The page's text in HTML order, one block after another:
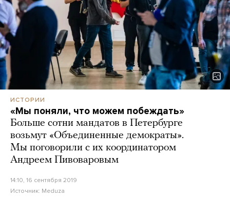
ИСТОРИИ
«Мы поняли, что можем побеждать»
Больше сотни мандатов в Петербурге
возьмут «Объединенные демократы».
Мы поговорили с их координатором
Андреем Пивоваровым
14:10, 16 сентября 2019
Источник: Meduza